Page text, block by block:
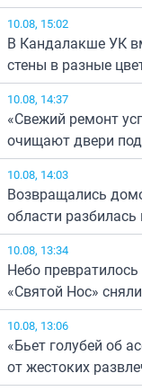
10.08, 15:02
В Кандалакше УК
стены в разные
10.08, 14:37
«Свежий ремонт
очищают двери
10.08, 14:03
Возвращались
области
10.08, 13:34
Небо
«Святой Нос»
10.08, 13:06
«Бьет голубей об
от жестоких